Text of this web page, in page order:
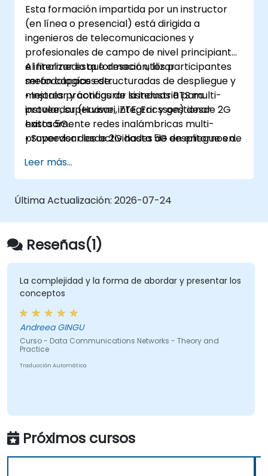
Esta formación impartida por un instructor
(en línea o presencial) está dirigida a
ingenieros de telecomunicaciones y
profesionales de campo de nivel principiante
e intermedio que desean utilizar
metodologías estructuradas de despliegue y
mejores prácticas de la industria para
instalar, supervisar, integrar y gestionar
exitosamente redes inalámbricas multi-
proveedor desde 2G hasta 5G en entornos de
Al finalizar esta formación, los participantes
serán capaces de:
• Instalar y configurar sistemas BTS multi-
proveedor (Huawei, ZTE, Ericsson) desde 2G
hasta 5G.
• Supervisar las actividades de despliegue en
transmisión, energía, obras civiles y red
central durante la integración.
• Preparar los sitios de telecomunicaciones
Aceptación) y gestionar los procesos de
entrega a los operadores.
• Monitorizar los KPIs inalámricos y gestionar
las operaciones de red por clúster y región
dentro de estructuras comerciales y técnicas
de reporte.
Leer más...
Última Actualización: 2026-07-24
Reseñas(1)
La complejidad y la forma de abordar y presentar los
conceptos
Andreea GINGU
Curso - Data Communications Networks - Theory and
Practice
Traducción Automática
Próximos cursos